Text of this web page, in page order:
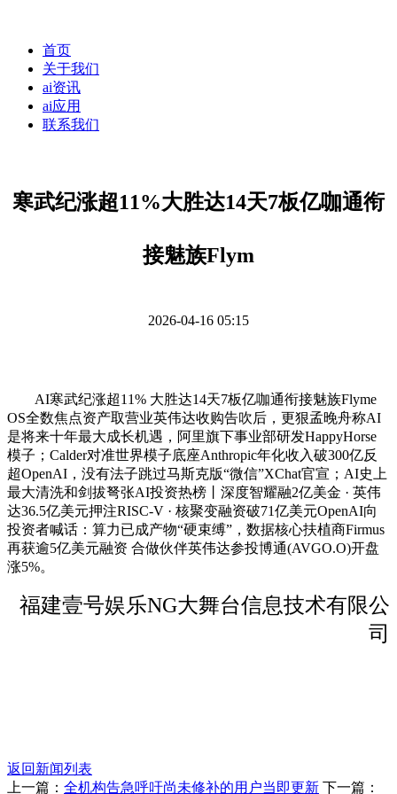
首页
关于我们
ai资讯
ai应用
联系我们
寒武纪涨超11%大胜达14天7板亿咖通衔
接魅族Flym
2026-04-16 05:15
AI寒武纪涨超11% 大胜达14天7板亿咖通衔接魅族Flyme
OS全数焦点资产取营业英伟达收购告吹后，更狠孟晚舟称AI
是将来十年最大成长机遇，阿里旗下事业部研发HappyHorse
模子；Calder对准世界模子底座Anthropic年化收入破300亿反
超OpenAI，没有法子跳过马斯克版“微信”XChat官宣；AI史上
最大清洗和剑拔弩张AI投资热榜丨深度智耀融2亿美金 · 英伟
达36.5亿美元押注RISC-V · 核聚变融资破71亿美元OpenAI向
投资者喊话：算力已成产物“硬束缚”，数据核心扶植商Firmus
再获逾5亿美元融资 合做伙伴英伟达参投博通(AVGO.O)开盘
涨5%。
福建壹号娱乐NG大舞台信息技术有限公
司
返回新闻列表
上一篇： 全机构告急呼吁尚未修补的用户当即更新 下一篇：